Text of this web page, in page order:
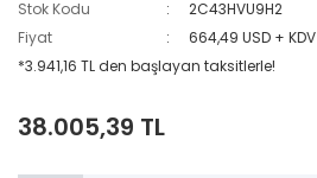
Stok Kodu
2C43HVU9H2
Fiyat
664,49 USD + KDV
*3.941,16 TL den başlayan taksitlerle!
38.005,39 TL